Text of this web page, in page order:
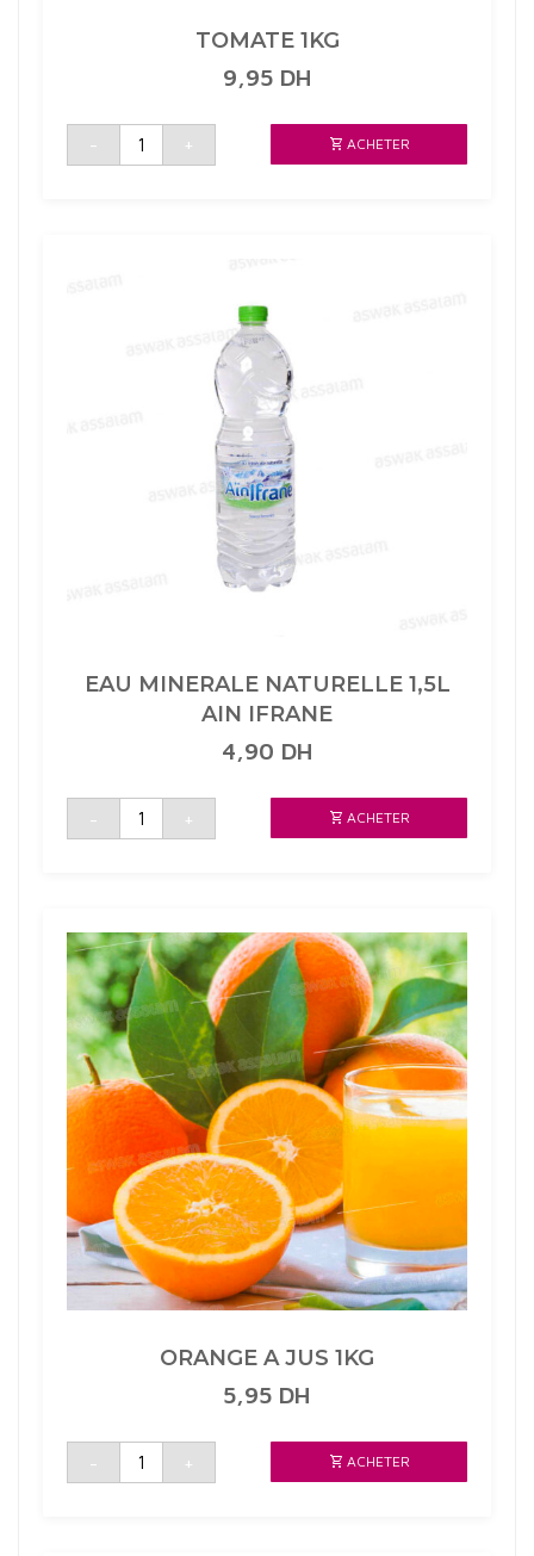
TOMATE 1KG
9,95 DH
-
quantité
TOMATE
+ ACHETER
EAU MINERALE NATURELLE 1,5L
AIN IFRANE
4,90 DH
-
quantité
EAU
+ ACHETER
ORANGE A JUS 1KG
5,95 DH
-
quantité
ORANGE
+ ACHETER